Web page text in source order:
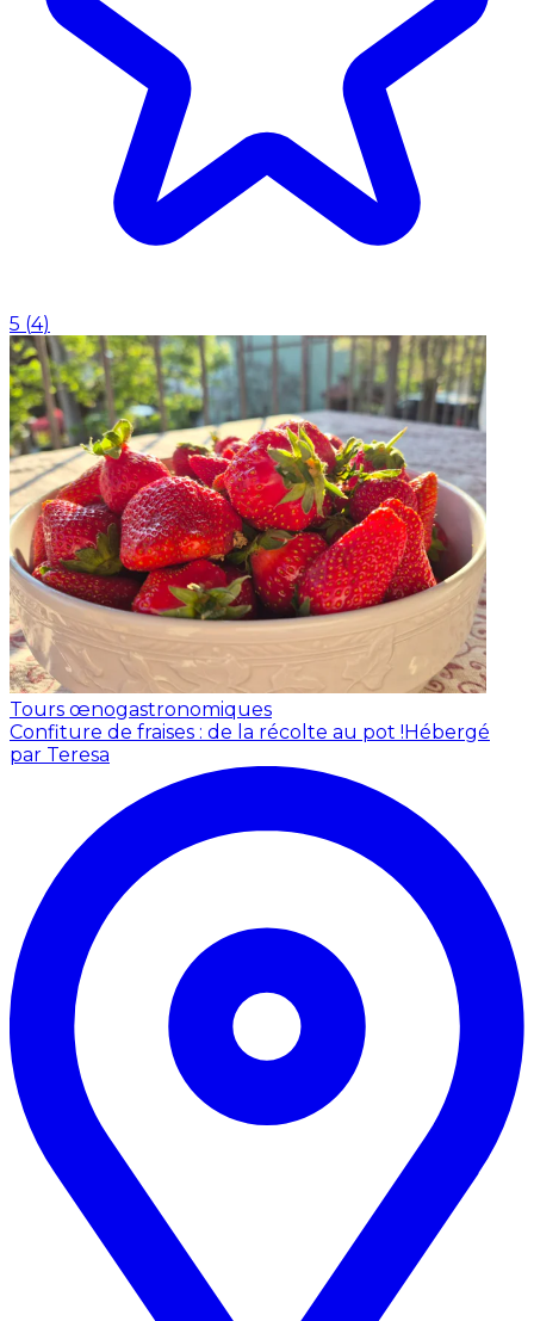
5 (4)
Tours œnogastronomiques
Confiture de fraises : de la récolte au pot !Hébergé
par Teresa